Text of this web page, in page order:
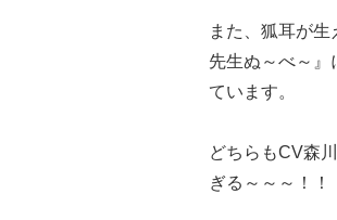
また、狐耳が
先生ぬ～べ～
ています。
どちらもCV森
ぎる～～～！！